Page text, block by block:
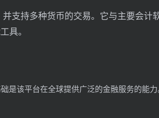
支持多种货币的交易。它与主要会计
具。
是该平台在全球提供广泛的金融服务的能力